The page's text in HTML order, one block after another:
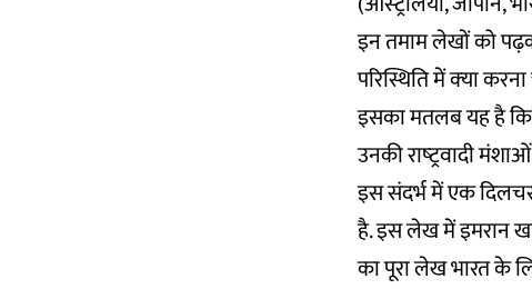
इन तमाम लेखों को
परिस्थिति में क्‍या
इसका मतलब यह है कि
उनकी राष्‍ट्रवादी
इस संदर्भ में एक
है. इस लेख में इमरान
का पूरा लेख भारत के